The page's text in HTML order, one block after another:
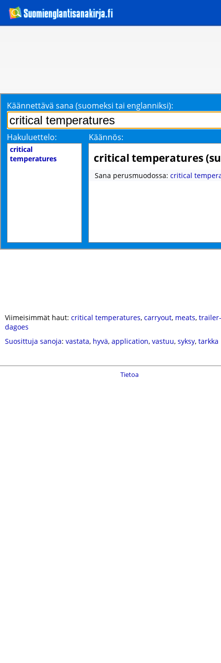
Käännettävä sana (suomeksi tai englanniksi):
Hakuluettelo: Käännös:
critical
temperatures
critical temperatures
Sana perusmuodossa: critical
Viimeisimmät haut: critical temperatures, carryout, meats,
dagoes
Suosittuja sanoja: vastata, hyvä, application, vastuu, syksy, tarkka
Tietoa